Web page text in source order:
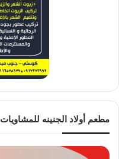
مطعم أولاد الجنينه للمشاويات ٠٠٠” لو زرتنا مرة… ح تجينا ألف مرة